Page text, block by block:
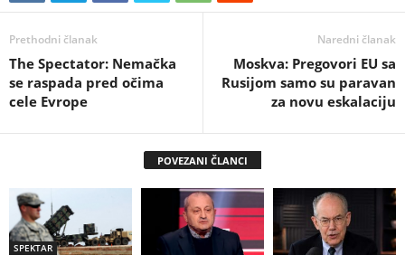
Prethodni članak
The Spectator: Nemačka
se raspada pred očima
cele Evrope
Naredni članak
Moskva: Pregovori EU sa
Rusijom samo su paravan
za novu eskalaciju
POVEZANI ČLANCI
SPEKTAR